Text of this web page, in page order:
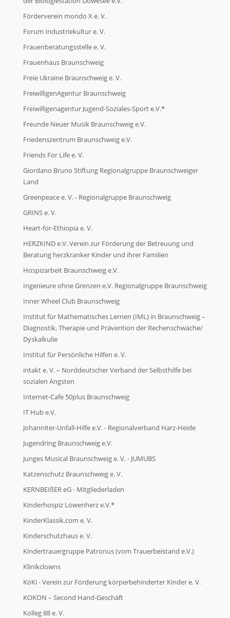
Förderverein mondo X e. V.
Forum Industriekultur e. V.
Frauenberatungsstelle e. V.
Frauenhaus Braunschweig
Freie Ukraine Braunschweig e. V.
FreiwilligenAgentur Braunschweig
Freiwilligenagentur Jugend-Soziales-Sport e.V.*
Freunde Neuer Musik Braunschweig e.V.
Friedenszentrum Braunschweig e.V.
Friends For Life e. V.
Giordano Bruno Stiftung Regionalgruppe Braunschweiger
Land
Greenpeace e. V. - Regionalgruppe Braunschweig
GRINS e. V.
Heart-for-Ethiopia e. V.
HERZKIND e.V. Verein zur Förderung der Betreuung und
Beratung herzkranker Kinder und ihrer Familien
Hospizarbeit Braunschweig e.V.
Ingenieure ohne Grenzen e.V. Regionalgruppe Braunschweig
Inner Wheel Club Braunschweig
Institut für Mathematisches Lernen (IML) in Braunschweig –
Diagnostik, Therapie und Prävention der Rechenschwäche/
Dyskalkulie
Institut für Persönliche Hilfen e. V.
intakt e. V. – Norddeutscher Verband der Selbsthilfe bei
sozialen Ängsten
Internet-Cafe 50plus Braunschweig
IT Hub e.V.
Johanniter-Unfall-Hilfe e.V. - Regionalverband Harz-Heide
Jugendring Braunschweig e.V.
Junges Musical Braunschweig e. V. - JUMUBS
Katzenschutz Braunschweig e. V.
KERNBEIßER eG - Mitgliederladen
Kinderhospiz Löwenherz e.V.*
KinderKlassik.com e. V.
Kinderschutzhaus e. V.
Kindertrauergruppe Patronus (vom Trauerbeistand e.V.)
Klinikclowns
KöKi - Verein zur Förderung körperbehinderter Kinder e. V.
KOKON – Second Hand-Geschäft
Kolleg 88 e. V.